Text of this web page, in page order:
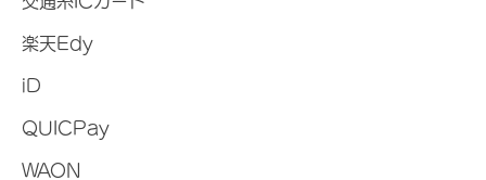
楽天Edy
iD
QUICPay
WAON